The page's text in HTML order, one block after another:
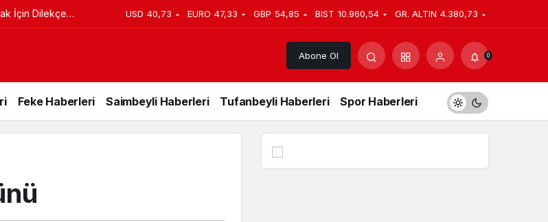
Yetişti, Kimileri USD 40,73 EURO 47,33 GBP 54,85 BIST 10.960,54 GR. ALTIN 4.380,73
Abone Ol 0
Feke Haberleri Saimbeyli Haberleri Tufanbeyli Haberleri Spor Haberleri